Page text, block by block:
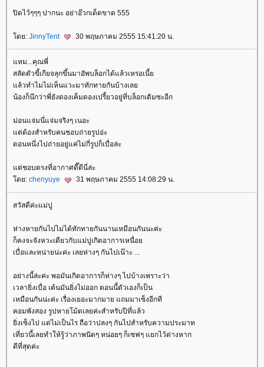
ปิดไว้ๆๆๆ ปากนะ อย่าอ๊วกเด็ดขาด 555
ดย: JinnyTent 30 พฤษภาคม 2555 15:41:20 น.
หม...คุณพี่
สลัดตัวขี้เกียจลุกขึ้นมาอัพบล็อกได้แล้วเหรอเนี้
ล้วทำไมไม่เห็นแวะมาทักทายกันบ้างเล
น้องก็นึกว่าพี่ยังดองเค็มดองเปรี้ยวอยู่ที่บล็อกเดิมซะอีก
ม่อนแจ่มนี่แจ่มจริงๆ เนอะ
ต่ต้องสำหรับคนชอบถ่ายรูปอ่ะ
ตอนหนึ่งไปถ่ายอยู่แค่ไม่กี่รูปก็เบื่อล่ะ
ต่ชอบตรงที่อากาศดี๊ดีนี่ล่ะ
ดย: chenyuye 31 พฤษภาคม 2555 14:08:29 น.
สวัสดีค่ะแม่ปู
ห่างหายกันไปไม่ได้ทักทายกันนานเหมือนกันนะค่ะ
ก็คงจะจังหวะเดียวกับแม่ปูเกิดอาการเหนื่อ
เบื่อและหน่ายน่ะค่ะ เลยห่างๆ กันไปเน๊าะ ...
อย่างนี้ล่ะค่ะ พอมันเกิดอาการก็ห่างๆ ไปบ้างเพราะว่า
เวลายิ่งเบื่อ เค้นมันยิ่งไม่ออก ตอนนี้ตัวเองก็เป็น
เหมือนกันน่ะค่ะ เรื่องเยอะมากมาย แถมมาเซ็งอีกที
คอมพังสอง รูปหายโม้ดเลยค่ะสำหรับปีที่แล้ว
ิ่งเซ็งไป แต่ไม่เป็นไร ถือว่าปลงๆ กันไปสำหรับความประมาท
เที่ยวนี้เลยทำให้รู้ว่าภาพนิดๆ หน่อยๆ ก็เซฟๆ แยกไว้ต่างหาก
ดีที่สุดค่ะ